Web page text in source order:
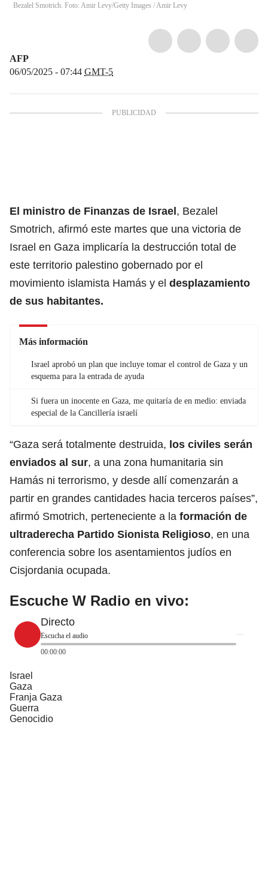
Bezalel Smotrich. Foto: Amir Levy/Getty Images /Amir Levy
AFP
06/05/2025 - 07:44 GMT-5
El ministro de Finanzas de Israel, Bezalel
Smotrich, afirmó este martes que una victoria de
Israel en Gaza implicaría la destrucción total de
este territorio palestino gobernado por el
movimiento islamista Hamás y el desplazamiento
de sus habitantes.
Más información
Israel aprobó un plan que incluye tomar el control de Gaza y un
esquema para la entrada de ayuda
Si fuera un inocente en Gaza, me quitaría de en medio: enviada
especial de la Cancillería israelí
“Gaza será totalmente destruida, los civiles serán
enviados al sur, a una zona humanitaria sin
Hamás ni terrorismo, y desde allí comenzarán a
partir en grandes cantidades hacia terceros países”,
afirmó Smotrich, perteneciente a la formación de
ultraderecha Partido Sionista Religioso, en una
conferencia sobre los asentamientos judíos en
Cisjordania ocupada.
Escuche W Radio en vivo:
Directo
Escucha el audio
00:00:00
Israel
Gaza
Franja Gaza
Guerra
Genocidio